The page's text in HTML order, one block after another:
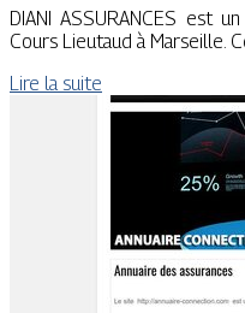
DIANI ASSURANCES est
Cours Lieutaud à Marseille.
Lire la suite